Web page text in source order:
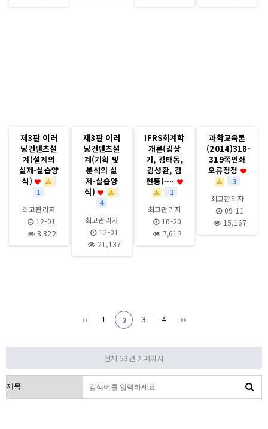
제3판 이러
닝컨텐츠설
계(설계의
실제-실습양
식)
1
최고관리자
12-01
8,822
제3판 이러
닝컨텐츠설
계(기획 및
분석의 실
제-실습양
식)
4
최고관리자
12-01
21,137
IFRS회계학
개론(김상
기, 김태동,
김성환, 김
현동)-…
1
최고관리자
10-20
7,612
과학교육론
(2014)318-
319쪽인쇄
오류정정
3
최고관리자
09-11
15,167
1 2 3 4
전체 53건 2 페이지